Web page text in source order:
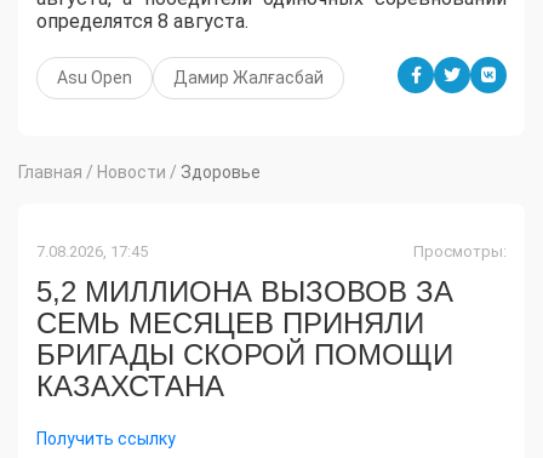
определятся 8 августа.
Asu Open Дамир Жалғасбай
Главная / Новости / Здоровье
7.08.2026, 17:45 Просмотры:
5,2 МИЛЛИОНА ВЫЗОВОВ ЗА
СЕМЬ МЕСЯЦЕВ ПРИНЯЛИ
БРИГАДЫ СКОРОЙ ПОМОЩИ
КАЗАХСТАНА
Получить ссылку